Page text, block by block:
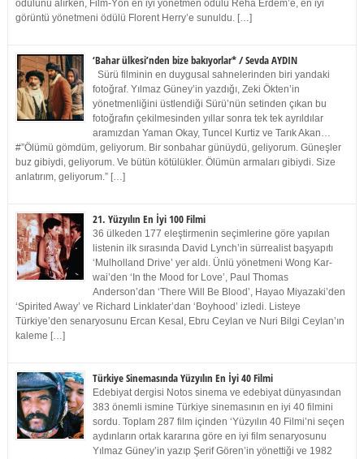
ödülünü alırken, Film-Yön en iyi yönetmen ödülü Reha Erdem’e, en iyi
görüntü yönetmeni ödülü Florent Herry’e sunuldu. […]
‘Bahar ülkesi’nden bize bakıyorlar* / Sevda AYDIN
Sürü filminin en duygusal sahnelerinden biri yandaki
fotoğraf. Yılmaz Güney’in yazdığı, Zeki Ökten’in
yönetmenliğini üstlendiği Sürü’nün setinden çıkan bu
fotoğrafın çekilmesinden yıllar sonra tek tek ayrıldılar
aramızdan Yaman Okay, Tuncel Kurtiz ve Tarık Akan…
#”Ölümü gömdüm, geliyorum. Bir sonbahar günüydü, geliyorum. Güneşler
buz gibiydi, geliyorum. Ve bütün kötülükler. Ölümün armaları gibiydi. Size
anlatırım, geliyorum.” […]
21. Yüzyılın En İyi 100 Filmi
36 ülkeden 177 eleştirmenin seçimlerine göre yapılan
listenin ilk sırasında David Lynch’in sürrealist başyapıtı
‘Mulholland Drive’ yer aldı. Ünlü yönetmeni Wong Kar-
wai’den ‘In the Mood for Love’, Paul Thomas
Anderson’dan ‘There Will Be Blood’, Hayao Miyazaki’den
‘Spirited Away’ ve Richard Linklater’dan ‘Boyhood’ izledi. Listeye
Türkiye’den senaryosunu Ercan Kesal, Ebru Ceylan ve Nuri Bilgi Ceylan’ın
kaleme […]
Türkiye Sinemasında Yüzyılın En İyi 40 Filmi
Edebiyat dergisi Notos sinema ve edebiyat dünyasından
383 önemli ismine Türkiye sinemasının en iyi 40 filmini
sordu. Toplam 287 film içinden ‘Yüzyılın 40 Filmi’ni seçen
aydınların ortak kararına göre en iyi film senaryosunu
Yılmaz Güney’in yazıp Şerif Gören’in yönettiği ve 1982